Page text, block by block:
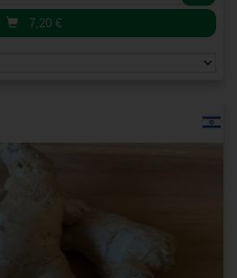
7,20 €